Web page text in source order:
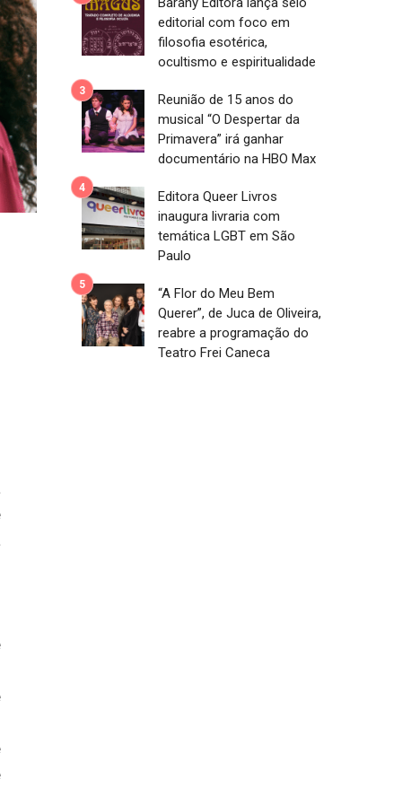
editorial com foco em
filosofia esotérica,
ocultismo e espiritualidade
Reunião de 15 anos do
musical “O Despertar da
Primavera” irá ganhar
documentário na HBO Max
Editora Queer Livros
inaugura livraria com
temática LGBT em São
Paulo
“A Flor do Meu Bem
Querer”, de Juca de Oliveira,
reabre a programação do
Teatro Frei Caneca